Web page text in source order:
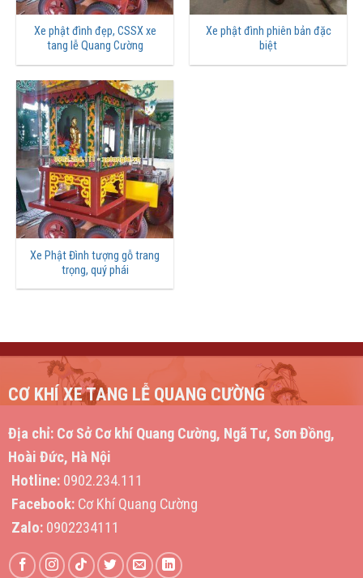
Xe phật đình đẹp, CSSX xe
tang lễ Quang Cường
Xe phật đình phiên bản đặc
biệt
Xe Phật Đình tượng gỗ trang
trọng, quý phái
CƠ KHÍ XE TANG LỄ QUANG CƯỜNG
Địa chỉ:Cơ Sở Cơ khí Quang Cường, Ngã Tư, Sơn Đồng,
Hoài Đức, Hà Nội
Hotline:0902.234.111
Facebook:Cơ Khí Quang Cường
Zalo:0902234111